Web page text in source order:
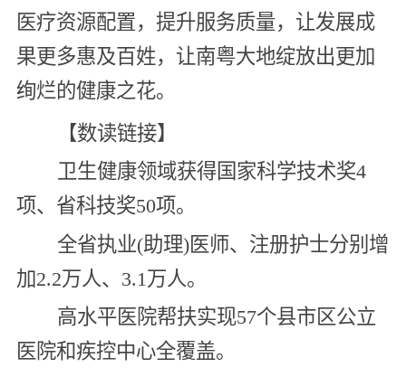
医疗资源配置，提升服务质量，让发展成
果更多惠及百姓，让南粤大地绽放出更加
绚烂的健康之花。
【数读链接】
卫生健康领域获得国家科学技术奖4
项、省科技奖50项。
全省执业(助理)医师、注册护士分别增
加2.2万人、3.1万人。
高水平医院帮扶实现57个县市区公立
医院和疾控中心全覆盖。